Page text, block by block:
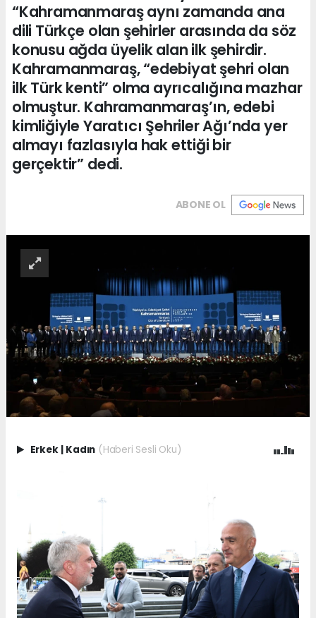
“Kahramanmaraş aynı zamanda ana
dili Türkçe olan şehirler arasında da söz
konusu ağda üyelik alan ilk şehirdir.
Kahramanmaraş, “edebiyat şehri olan
ilk Türk kenti” olma ayrıcalığına mazhar
olmuştur. Kahramanmaraş’ın, edebi
kimliğiyle Yaratıcı Şehriler Ağı’nda yer
almayı fazlasıyla hak ettiği bir
gerçektir” dedi.
ABONE OL
Erkek Kadın (Haberi Sesli Oku)